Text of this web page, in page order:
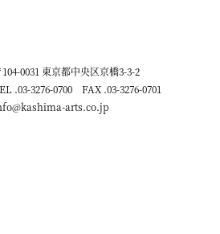
104-0031 東京都中央区京橋3-3-2
.03-3276-0700 FAX .03-3276-0701
arts.co.jp